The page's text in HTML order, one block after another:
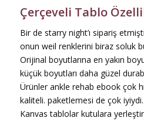
Çerçeveli Tablo
Bir de starry night’ı sipariş
onun weil renklerini biraz soluk
Orijinal boyutlarına en yakın
küçük boyutları daha güzel
Ürünler ankle rehab ebook çok
kaliteli. paketlemesi de çok
Kanvas tablolar kutulara